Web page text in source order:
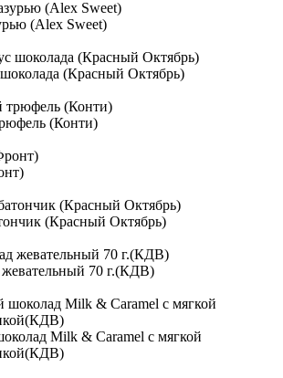
(Alex Sweet)
(Красный Октябрь)
(Конти)
(Красный Октябрь)
70 г.(КДВ)
Milk & Caramel с мягкой